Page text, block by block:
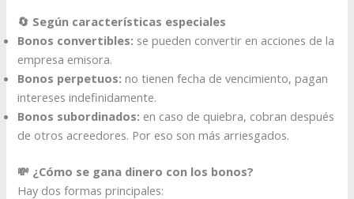
🔄 Según características especiales
Bonos convertibles: se pueden convertir en acciones de la
empresa emisora.
Bonos perpetuos: no tienen fecha de vencimiento, pagan
intereses indefinidamente.
Bonos subordinados: en caso de quiebra, cobran después
de otros acreedores. Por eso son más arriesgados.
💸 ¿Cómo se gana dinero con los bonos?
Hay dos formas principales: